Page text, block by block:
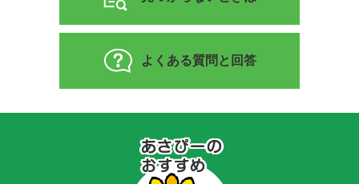
よくある質問と回答